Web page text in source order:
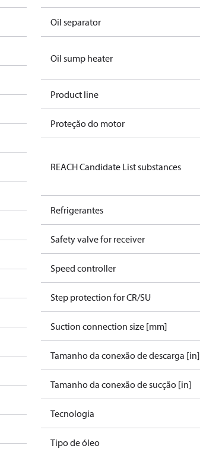
Oil separator
Oil sump heater
Product line
Proteção do motor
REACH Candidate List substances
Refrigerantes
Safety valve for receiver
Speed controller
Step protection for CR/SU
Suction connection size [mm]
Tamanho da conexão de descarga [in]
Tamanho da conexão de sucção [in]
Tecnologia
Tipo de óleo